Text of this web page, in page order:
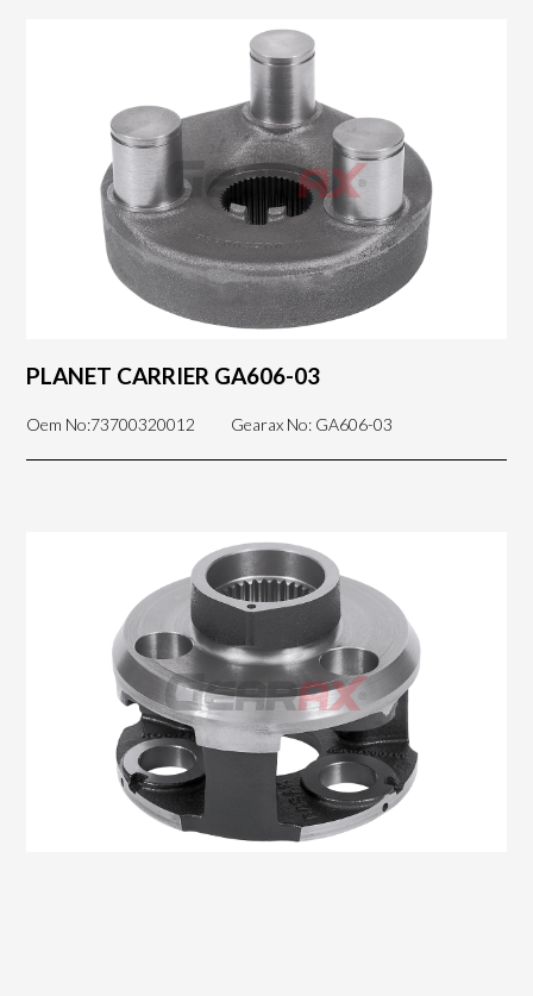
PLANET CARRIER GA606-03
Oem No:73700320012 Gearax No: GA606-03